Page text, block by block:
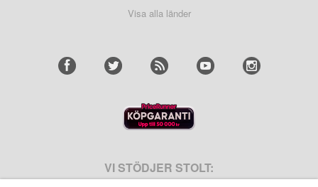
Visa alla länder
VI STÖDJER STOLT: